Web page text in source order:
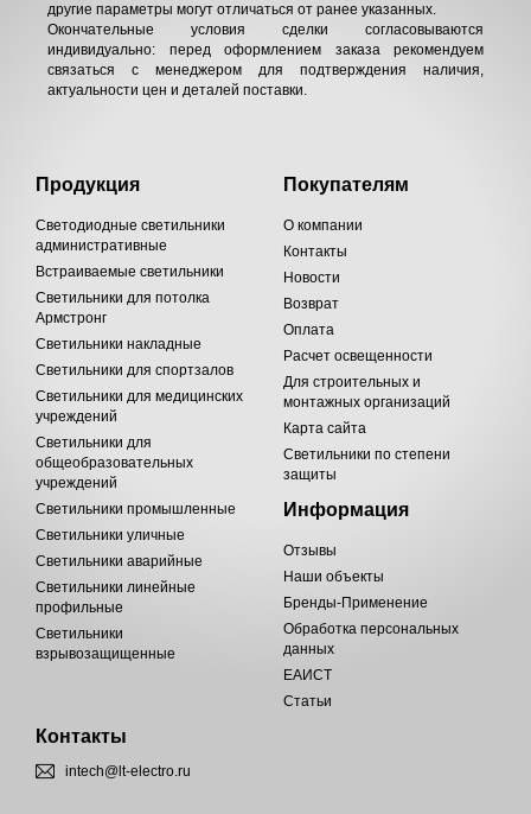
другие параметры могут отличаться от ранее указанных.
Окончательные условия сделки согласовываются
индивидуально: перед оформлением заказа рекомендуем
связаться с менеджером для подтверждения наличия,
актуальности цен и деталей поставки.
Продукция
Светодиодные светильники
административные
Встраиваемые светильники
Светильники для потолка
Армстронг
Светильники накладные
Светильники для спортзалов
Светильники для медицинских
учреждений
Светильники для
общеобразовательных
учреждений
Светильники промышленные
Светильники уличные
Светильники аварийные
Светильники линейные
профильные
Светильники
взрывозащищенные
Покупателям
О компании
Контакты
Новости
Возврат
Оплата
Расчет освещенности
Для строительных и
монтажных организаций
Карта сайта
Светильники по степени
защиты
Информация
Отзывы
Наши объекты
Бренды-Применение
Обработка персональных
данных
ЕАИСТ
Статьи
Контакты
intech@lt-electro.ru